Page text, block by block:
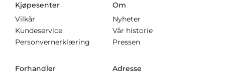
Kjøpesenter
Vilkår
Kundeservice
Personvernerklæring
Om
Nyheter
Vår historie
Pressen
Forhandler Adresse